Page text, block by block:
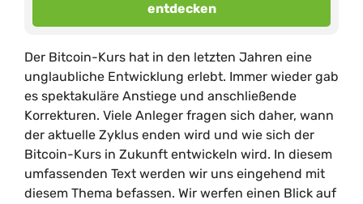
entdecken
Der Bitcoin-Kurs hat in den letzten Jahren eine
unglaubliche Entwicklung erlebt. Immer wieder gab
es spektakuläre Anstiege und anschließende
Korrekturen. Viele Anleger fragen sich daher, wann
der aktuelle Zyklus enden wird und wie sich der
Bitcoin-Kurs in Zukunft entwickeln wird. In diesem
umfassenden Text werden wir uns eingehend mit
diesem Thema befassen. Wir werfen einen Blick auf